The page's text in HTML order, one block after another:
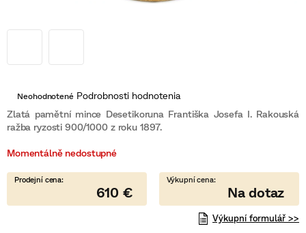
Momentálně nedostupné
Zlatá pamětní mince Desetikoruna Františka Josefa I. Rakouská
ražba ryzosti 900/1000 z roku 1897.
Priemerné
produktu
je
0,0
5
Neohodnotené Podrobnosti hodnotenia
610 €
Výkupní formulář >>